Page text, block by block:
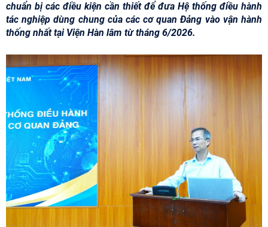
chuẩn bị các điều kiện cần thiết để đưa Hệ thống điều hành
tác nghiệp dùng chung của các cơ quan Đảng vào vận hành
thống nhất tại Viện Hàn lâm từ tháng 6/2026.